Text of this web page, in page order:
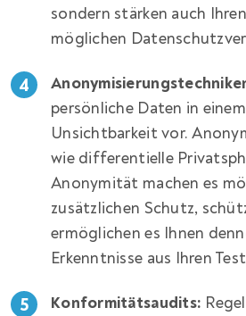
sondern stärken auch
möglichen
persönliche Daten in
Unsichtbarkeit vor.
wie differentielle
Anonymität machen es
zusätzlichen Schutz,
ermöglichen es Ihnen
Erkenntnisse aus Ihren
Konformitäts­audits: